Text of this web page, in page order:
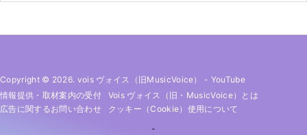
Copyright © 2026. vois ヴォイス（旧MusicVoice） - YouTube
情報提供・取材案内の受付
Vois ヴォイス（旧・MusicVoice）とは
広告に関するお問い合わせ
クッキー（cookie）使用について
-